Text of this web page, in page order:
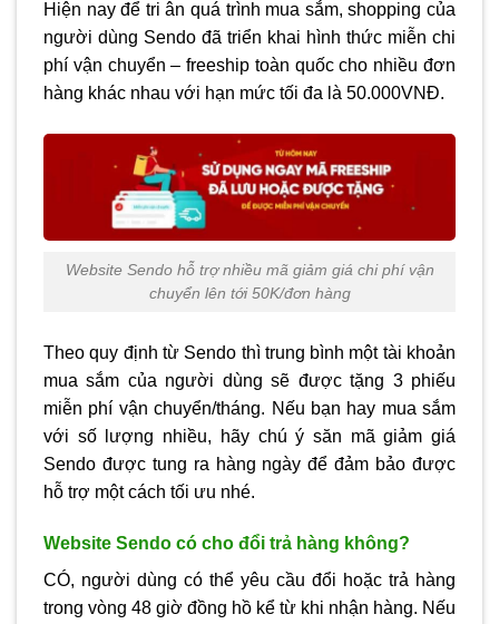
Hiện nay để tri ân quá trình mua sắm, shopping của
người dùng Sendo đã triển khai hình thức miễn chi
phí vận chuyển – freeship toàn quốc cho nhiều đơn
hàng khác nhau với hạn mức tối đa là 50.000VNĐ.
Website Sendo hỗ trợ nhiều mã giảm giá chi phí vận
chuyển lên tới 50K/đơn hàng
Theo quy định từ Sendo thì trung bình một tài khoản
mua sắm của người dùng sẽ được tặng 3 phiếu
miễn phí vận chuyển/tháng. Nếu bạn hay mua sắm
với số lượng nhiều, hãy chú ý săn mã giảm giá
Sendo được tung ra hàng ngày để đảm bảo được
hỗ trợ một cách tối ưu nhé.
Website Sendo có cho đổi trả hàng không?
CÓ, người dùng có thể yêu cầu đổi hoặc trả hàng
trong vòng 48 giờ đồng hồ kể từ khi nhận hàng. Nếu